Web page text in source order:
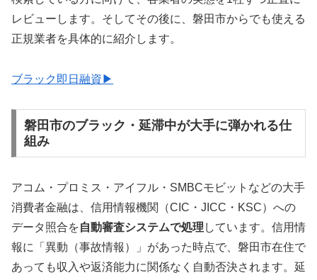
レビューします。そしてその後に、磐田市からでも使える
正規業者を具体的に紹介します。
ブラック即日融資▶
磐田市のブラック・延滞中が大手に弾かれる仕
組み
アコム・プロミス・アイフル・SMBCモビットなどの大手
消費者金融は、信用情報機関（CIC・JICC・KSC）への
データ照合を自動審査システムで処理 しています。信用情
報に「異動（事故情報）」があった時点で、磐田市在住で
あっても収入や返済能力に関係なく自動否決されます。延